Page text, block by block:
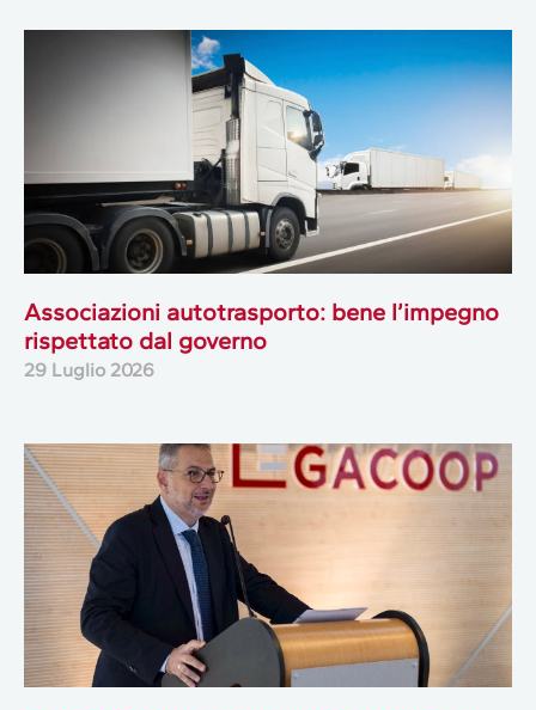
Associazioni autotrasporto: bene l’impegno
rispettato dal governo
29 Luglio 2026